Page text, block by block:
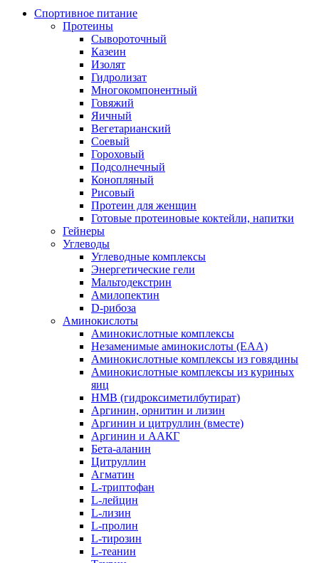
Спортивное питание
Протеины
Сывороточный
Казеин
Изолят
Гидролизат
Многокомпонентный
Говяжий
Яичный
Вегетарианский
Соевый
Гороховый
Подсолнечный
Конопляный
Рисовый
Протеин для женщин
Готовые протеиновые коктейли, напитки
Гейнеры
Углеводы
Углеводные комплексы
Энергетические гели
Мальтодекстрин
Амилопектин
D-рибоза
Аминокислоты
Аминокислотные комплексы
Незаменимые аминокислоты (EAA)
Аминокислотные комплексы из говядины
Аминокислотные комплексы из куриных
яиц
HMB (гидроксиметилбутират)
Аргинин, орнитин и лизин
Аргинин и цитруллин (вместе)
Аргинин и ААКГ
Бета-аланин
Цитруллин
Агматин
L-триптофан
L-лейцин
L-лизин
L-пролин
L-тирозин
L-теанин